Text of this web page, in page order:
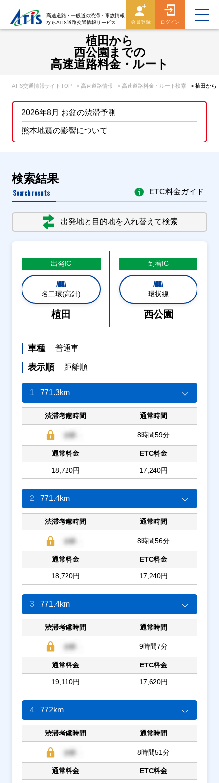
高速道路・一般道の渋滞・事故情報
ならATIS道路交通情報サービス
会員登録 ログイン
植田から
西公園までの
高速道路料金・ルート
ATIS交通情報サイトTOP > 高速道路情報 > 高速道路料金・ルート検索 > 植田から
2026年8月 お盆の渋滞予測
熊本地震の影響について
検索結果
Search results
出発地と目的地を入れ替えて検索
ETC料金ガイド
出発IC
名二環(高針)
植田
到着IC
環状線
西公園
車種 普通車
表示順 距離順
1 771.3km
渋滞考慮時間 通常時間
8時間59分
通常料金
18,720円
ETC料金
17,240円
2 771.4km
渋滞考慮時間 通常時間
8時間56分
通常料金
18,720円
ETC料金
17,240円
3 771.4km
渋滞考慮時間 通常時間
9時間7分
通常料金
19,110円
ETC料金
17,620円
4 772km
渋滞考慮時間 通常時間
8時間51分
通常料金 ETC料金